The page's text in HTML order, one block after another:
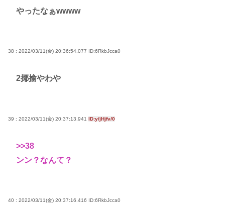
やったなぁwwww
38 : 2022/03/11(金) 20:36:54.077 ID:6RkbJcca0
2揶揄やわや
39 : 2022/03/11(金) 20:37:13.941 ID:y/jHjfv/0
>>38
ンン？なんて？
40 : 2022/03/11(金) 20:37:16.416 ID:6RkbJcca0